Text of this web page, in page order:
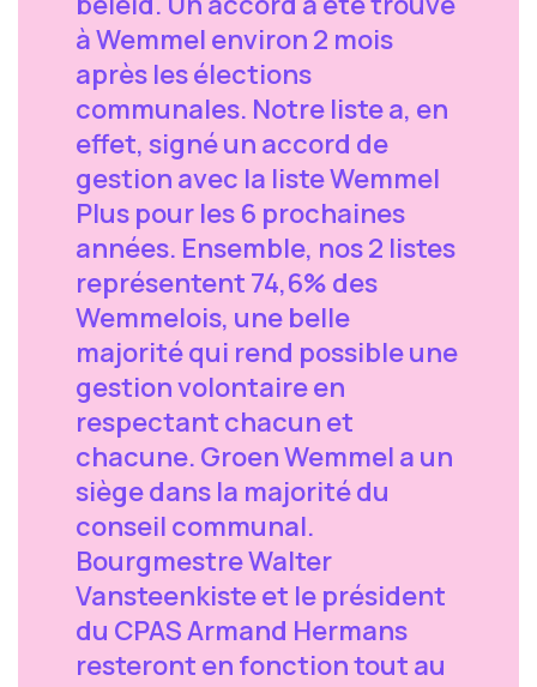
à Wemmel environ 2 mois
après les élections
communales. Notre liste a, en
effet, signé un accord de
gestion avec la liste Wemmel
Plus pour les 6 prochaines
années. Ensemble, nos 2 listes
représentent 74,6% des
Wemmelois, une belle
majorité qui rend possible une
gestion volontaire en
respectant chacun et
chacune. Groen Wemmel a un
siège dans la majorité du
conseil communal.
Bourgmestre Walter
Vansteenkiste et le président
du CPAS Armand Hermans
resteront en fonction tout au